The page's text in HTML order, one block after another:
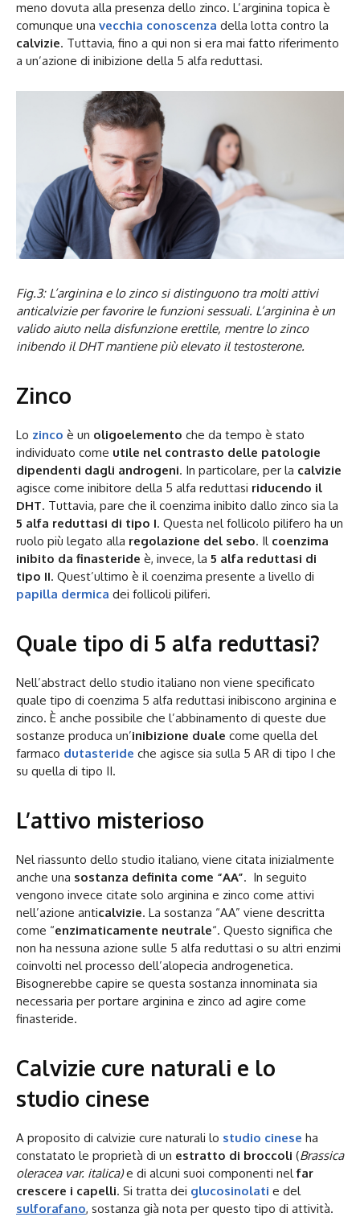
meno dovuta alla presenza dello zinco. L’arginina topica è
comunque una vecchia conoscenza della lotta contro la
calvizie. Tuttavia, fino a qui non si era mai fatto riferimento
a un’azione di inibizione della 5 alfa reduttasi.
Fig.3: L’arginina e lo zinco si distinguono tra molti attivi
anticalvizie per favorire le funzioni sessuali. L’arginina è un
valido aiuto nella disfunzione erettile, mentre lo zinco
inibendo il DHT mantiene più elevato il testosterone.
Zinco
Lo zinco è un oligoelemento che da tempo è stato
individuato come utile nel contrasto delle patologie
dipendenti dagli androgeni. In particolare, per la calvizie
agisce come inibitore della 5 alfa reduttasi riducendo il
DHT. Tuttavia, pare che il coenzima inibito dallo zinco sia la
5 alfa reduttasi di tipo I. Questa nel follicolo pilifero ha un
ruolo più legato alla regolazione del sebo. Il coenzima
inibito da finasteride è, invece, la 5 alfa reduttasi di
tipo II. Quest’ultimo è il coenzima presente a livello di
papilla dermica dei follicoli piliferi.
Quale tipo di 5 alfa reduttasi?
Nell’abstract dello studio italiano non viene specificato
quale tipo di coenzima 5 alfa reduttasi inibiscono arginina e
zinco. È anche possibile che l’abbinamento di queste due
sostanze produca un’inibizione duale come quella del
farmaco dutasteride che agisce sia sulla 5 AR di tipo I che
su quella di tipo II.
L’attivo misterioso
Nel riassunto dello studio italiano, viene citata inizialmente
anche una sostanza definita come “AA”. In seguito
vengono invece citate solo arginina e zinco come attivi
nell’azione anticalvizie. La sostanza “AA” viene descritta
come “enzimaticamente neutrale“. Questo significa che
non ha nessuna azione sulle 5 alfa reduttasi o su altri enzimi
coinvolti nel processo dell’alopecia androgenetica.
Bisognerebbe capire se questa sostanza innominata sia
necessaria per portare arginina e zinco ad agire come
finasteride.
Calvizie cure naturali e lo
studio cinese
A proposito di calvizie cure naturali lo studio cinese ha
constatato le proprietà di un estratto di broccoli (Brassica
oleracea var. italica)e di alcuni suoi componenti nelfar
crescere i capelli. Si tratta dei glucosinolati e del
sulforafano, sostanza già nota per questo tipo di attività.